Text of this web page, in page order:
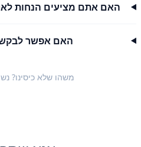
האם אתם מציעים הנחות
האם אפשר לבקש
משהו שלא כיסינו?